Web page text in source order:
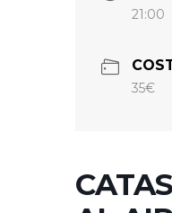
21:00
35€